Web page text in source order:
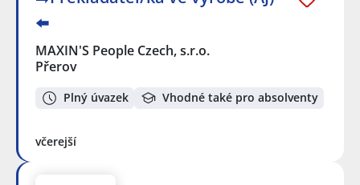
⬅️
MAXIN'S People Czech, s.r.o.
Přerov
Plný úvazek Vhodné také pro absolventy
včerejší